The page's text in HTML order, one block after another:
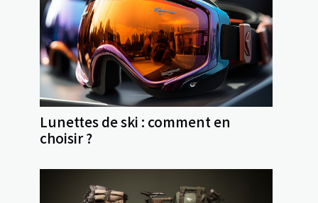
Lunettes de ski : comment en
choisir ?